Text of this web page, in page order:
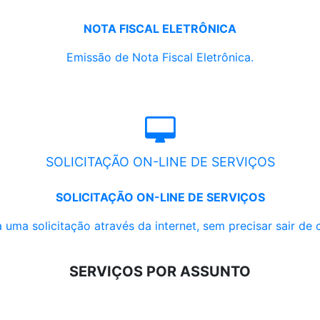
NOTA FISCAL ELETRÔNICA
Emissão de Nota Fiscal Eletrônica.
SOLICITAÇÃO ON-LINE DE SERVIÇOS
SOLICITAÇÃO ON-LINE DE SERVIÇOS
uma solicitação através da internet, sem precisar sair de
SERVIÇOS POR ASSUNTO